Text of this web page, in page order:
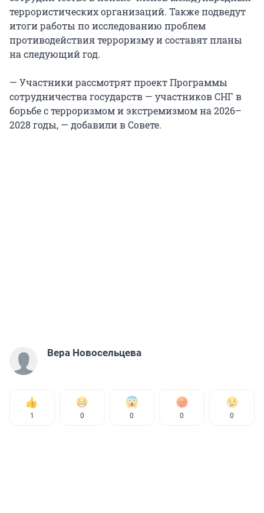
террористических организаций. Также подведут
итоги работы по исследованию проблем
противодействия терроризму и составят планы
на следующий год.
— Участники рассмотрят проект Программы
сотрудничества государств — участников СНГ в
борьбе с терроризмом и экстремизмом на 2026–
2028 годы, — добавили в Совете.
Вера Новосельцева
1 0 0 0 0